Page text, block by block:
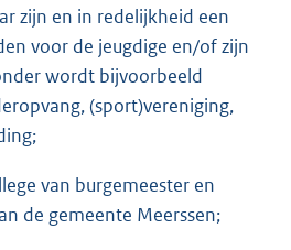
zijn en in redelijkheid een
voor de jeugdige en/of zijn
wordt bijvoorbeeld
(sport)vereniging,
van burgemeester en
de gemeente Meerssen;